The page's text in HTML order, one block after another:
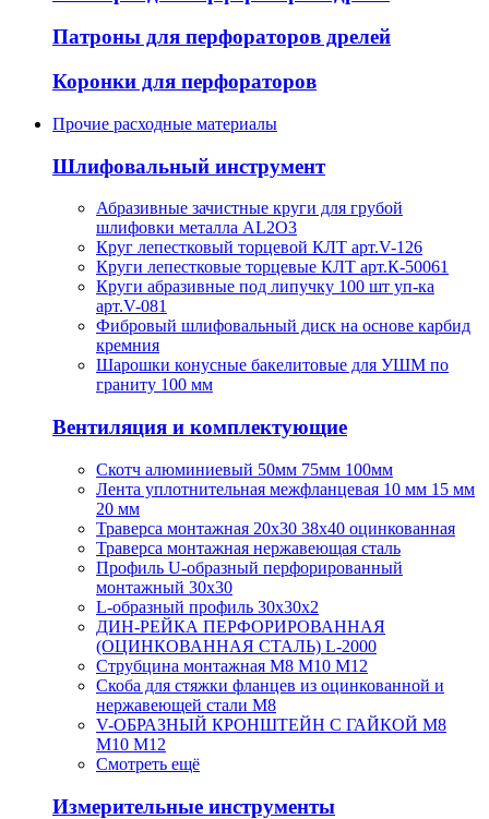
Патроны для перфораторов дрелей
Коронки для перфораторов
Прочие расходные материалы
Шлифовальный инструмент
Абразивные зачистные круги для грубой
шлифовки металла AL2O3
Круг лепестковый торцевой КЛТ арт.V-126
Круги лепестковые торцевые КЛТ арт.К-50061
Круги абразивные под липучку 100 шт уп-ка
арт.V-081
Фибровый шлифовальный диск на основе карбид
кремния
Шарошки конусные бакелитовые для УШМ по
граниту 100 мм
Вентиляция и комплектующие
Скотч алюминиевый 50мм 75мм 100мм
Лента уплотнительная межфланцевая 10 мм 15 мм
20 мм
Траверса монтажная 20х30 38х40 оцинкованная
Траверса монтажная нержавеющая сталь
Профиль U-образный перфорированный
монтажный 30х30
L-образный профиль 30х30х2
ДИН-РЕЙКА ПЕРФОРИРОВАННАЯ
(ОЦИНКОВАННАЯ СТАЛЬ) L-2000
Струбцина монтажная М8 М10 М12
Скоба для стяжки фланцев из оцинкованной и
нержавеющей стали М8
V-ОБРАЗНЫЙ КРОНШТЕЙН С ГАЙКОЙ М8
М10 М12
Смотреть ещё
Измерительные инструменты